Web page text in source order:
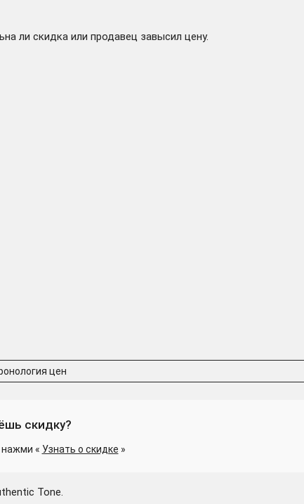
ли скидка или продавец завысил цену.
цен
скидку?
нажми « Узнать о скидке »
Tone.